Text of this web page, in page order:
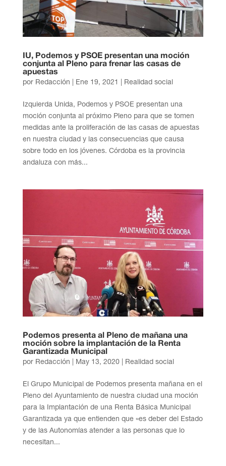
IU, Podemos y PSOE presentan una moción
conjunta al Pleno para frenar las casas de
apuestas
por Redacción Ene 19, 2021 Realidad social
Izquierda Unida, Podemos y PSOE presentan una
moción conjunta al próximo Pleno para que se tomen
medidas ante la proliferación de las casas de apuestas
en nuestra ciudad y las consecuencias que causa
sobre todo en los jóvenes. Córdoba es la provincia
andaluza con más...
Podemos presenta al Pleno de mañana una
moción sobre la implantación de la Renta
Garantizada Municipal
por Redacción May 13, 2020| Realidad social
El Grupo Municipal de Podemos presenta mañana en el
Pleno del Ayuntamiento de nuestra ciudad una moción
para la Implantación de una Renta Básica Municipal
Garantizada ya que entienden que «es deber del Estado
y de las Autonomías atender a las personas que lo
necesitan...